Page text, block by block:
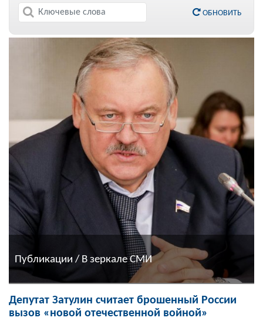
ОБНОВИТЬ
Публикации / В зеркале СМИ
Депутат Затулин считает брошенный России
вызов «новой отечественной войной»